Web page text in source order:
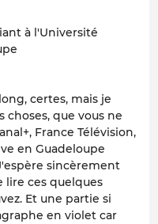
à l'Université
certes, mais je
choses, que vous ne
France Télévision,
en Guadeloupe
sincèrement
lire ces quelques
Et une partie si
en violet car